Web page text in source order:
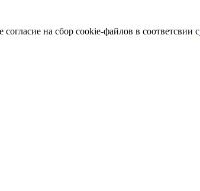
на сбор cookie-файлов в соответсвии с